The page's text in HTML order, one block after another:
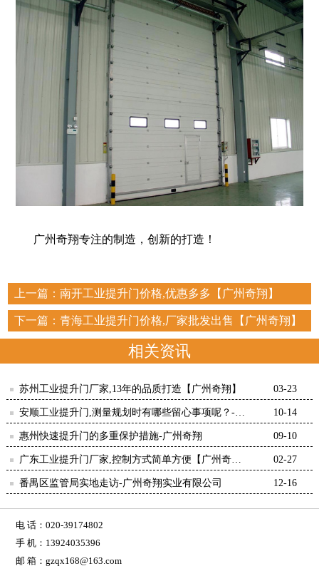
广州奇翔专注的制造，创新的打造！
上一篇： 南开工业提升门价格,优惠多多【广州奇翔】
下一篇： 青海工业提升门价格,厂家批发出售【广州奇翔】
相关资讯
苏州工业提升门厂家,13年的品质打造【广州奇翔】 03-23
安顺工业提升门,测量规划时有哪些留心事项呢？-广
州奇翔
10-14
惠州快速提升门的多重保护措施-广州奇翔 09-10
广东工业提升门厂家,控制方式简单方便【广州奇
翔】
02-27
番禺区监管局实地走访-广州奇翔实业有限公司 12-16
电 话：020-39174802
手 机：13924035396
邮 箱：gzqx168@163.com